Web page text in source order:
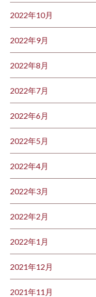
2022年10月
2022年9月
2022年8月
2022年7月
2022年6月
2022年5月
2022年4月
2022年3月
2022年2月
2022年1月
2021年12月
2021年11月